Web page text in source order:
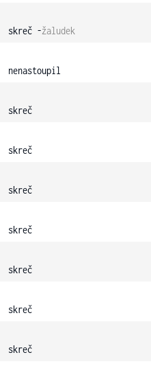
skreč -žaludek
nenastoupil
skreč
skreč
skreč
skreč
skreč
skreč
skreč